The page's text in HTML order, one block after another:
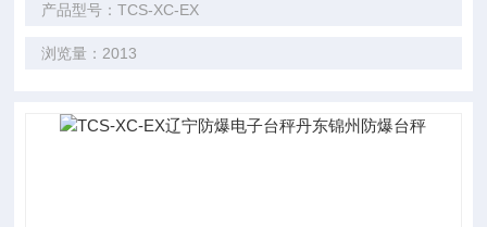
产品型号：TCS-XC-EX
浏览量：2013